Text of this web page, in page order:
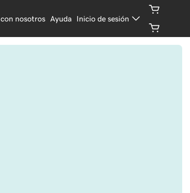
nosotros Ayuda Inicio de sesión